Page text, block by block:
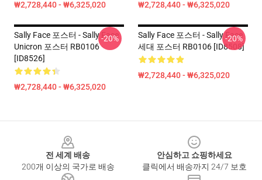
₩2,728,440 - ₩6,325,020 ₩2,728,440 - ₩6,325,020
Sally Face 포스터 - Sally Face
Unicron 포스터 RB0106
[ID8526]
₩2,728,440 - ₩6,325,020
-20%
Sally Face 포스터 - Sally Face
세대 포스터 RB0106 [ID8508]
₩2,728,440 - ₩6,325,020
-20%
전 세계 배송
200개 이상의 국가로 배송
안심하고 쇼핑하세요
클릭에서 배송까지 24/7 보호